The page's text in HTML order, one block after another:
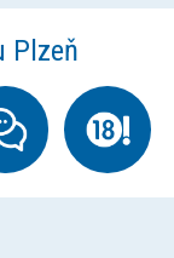
Plzeň